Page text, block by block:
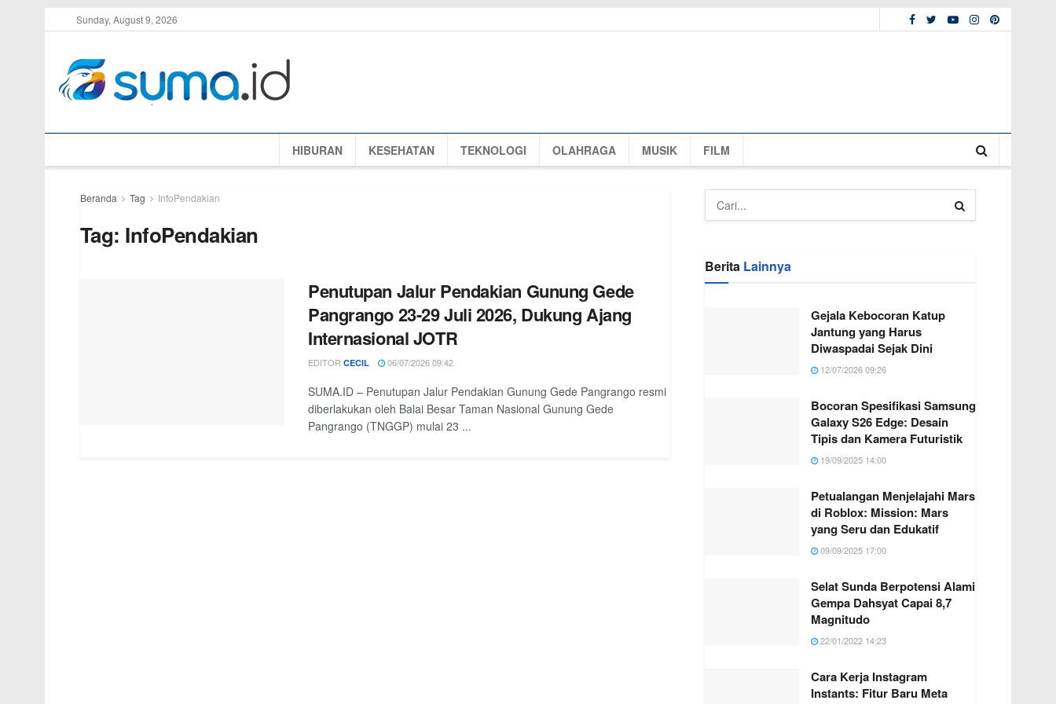
Sunday, August 9, 2026
HIBURAN KESEHATAN TEKNOLOGI OLAHRAGA MUSIK FILM
Beranda Tag InfoPendakian
Tag: InfoPendakian
Penutupan Jalur Pendakian Gunung Gede
Pangrango 23-29 Juli 2026, Dukung Ajang
Internasional JOTR
EDITOR CECIL 06/07/2026 09:42
SUMA.ID – Penutupan Jalur Pendakian Gunung Gede Pangrango resmi
diberlakukan oleh Balai Besar Taman Nasional Gunung Gede
Pangrango (TNGGP) mulai 23 ...
Berita Lainnya
Gejala Kebocoran Katup
Jantung yang Harus
Diwaspadai Sejak Dini
12/07/2026 09:26
Bocoran Spesifikasi Samsung
Galaxy S26 Edge: Desain
Tipis dan Kamera Futuristik
19/09/2025 14:00
Petualangan Menjelajahi Mars
di Roblox: Mission: Mars
yang Seru dan Edukatif
09/09/2025 17:00
Selat Sunda Berpotensi Alami
Gempa Dahsyat Capai 8,7
Magnitudo
22/01/2022 14:23
Cara Kerja Instagram
Instants: Fitur Baru Meta